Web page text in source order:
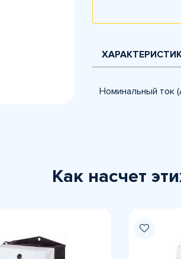
Номинальный ток
Как насчет